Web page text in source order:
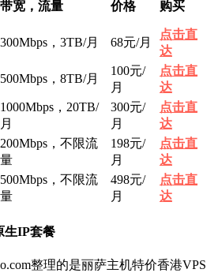
带宽，流量 价格 购买
300Mbps，3TB/月 68元/月
点击直
达
500Mbps，8TB/月
100元/
月
点击直
达
1000Mbps，20TB/
月
300元/
月
点击直
达
200Mbps，不限流
量
198元/
月
点击直
达
500Mbps，不限流
量
498元/
月
点击直
达
生IP套餐
整理的是丽萨主机特价香港VPS